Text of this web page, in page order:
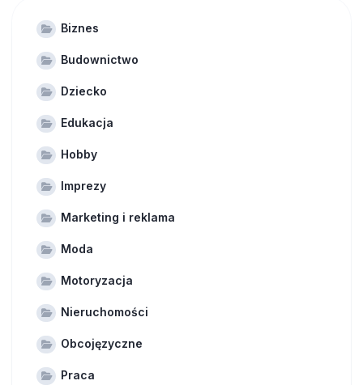
Biznes
Budownictwo
Dziecko
Edukacja
Hobby
Imprezy
Marketing i reklama
Moda
Motoryzacja
Nieruchomości
Obcojęzyczne
Praca